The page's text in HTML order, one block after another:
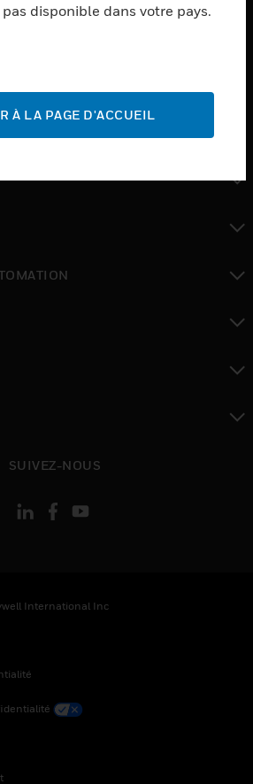
SUIVEZ-NOUS
International Inc
disponible dans votre pays.
À LA PAGE D'ACCUEIL